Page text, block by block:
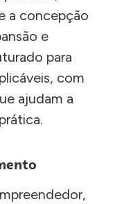
a concepção
e
para
com
ajudam a